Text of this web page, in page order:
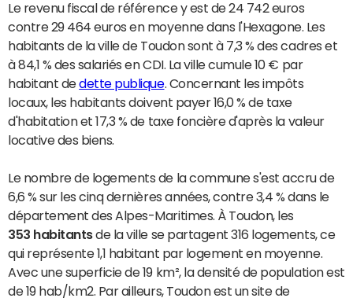
Le revenu fiscal de référence y est de 24 742 euros
contre 29 464 euros en moyenne dans l'Hexagone. Les
habitants de la ville de Toudon sont à 7,3 % des cadres et
à 84,1 % des salariés en CDI. La ville cumule 10 € par
habitant dedette publique. Concernant les impôts
locaux, les habitants doivent payer 16,0 % de taxe
d'habitation et 17,3 % de taxe foncière d'après la valeur
locative des biens.
Le nombre de logements de la commune s'est accru de
6,6 % sur les cinq dernières années, contre 3,4 % dans le
département des Alpes-Maritimes. À Toudon, les
353 habitantsde la ville se partagent 316 logements, ce
qui représente 1,1 habitant par logement en moyenne.
Avec une superficie de 19 km², la densité de population est
de 19 hab/km2. Par ailleurs, Toudon est un site de